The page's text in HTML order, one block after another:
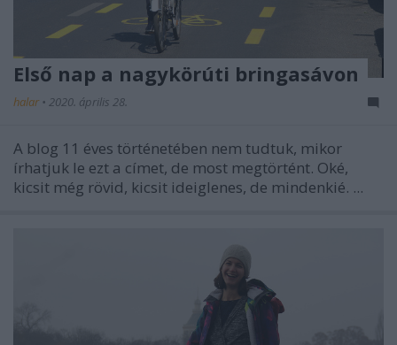
Első nap a nagykörúti bringasávon
halar • 2020. április 28.
A blog 11 éves történetében nem tudtuk, mikor
írhatjuk le ezt a címet, de most megtörtént. Oké,
kicsit még rövid, kicsit ideiglenes, de mindenkié. ...